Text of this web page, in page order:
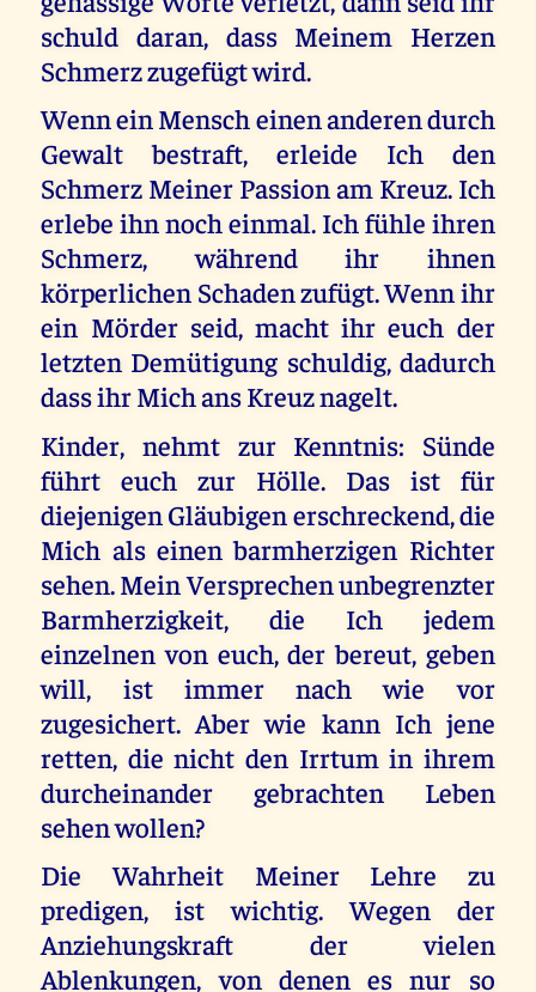
schuld daran, dass Meinem Herzen
Schmerz zugefügt wird.
Wenn ein Mensch einen anderen durch
Gewalt bestraft, erleide Ich den
Schmerz Meiner Passion am Kreuz. Ich
erlebe ihn noch einmal. Ich fühle ihren
Schmerz, während ihr ihnen
körperlichen Schaden zufügt. Wenn ihr
ein Mörder seid, macht ihr euch der
letzten Demütigung schuldig, dadurch
dass ihr Mich ans Kreuz nagelt.
Kinder, nehmt zur Kenntnis: Sünde
führt euch zur Hölle. Das ist für
diejenigen Gläubigen erschreckend, die
Mich als einen barmherzigen Richter
sehen. Mein Versprechen unbegrenzter
Barmherzigkeit, die Ich jedem
einzelnen von euch, der bereut, geben
will, ist immer nach wie vor
zugesichert. Aber wie kann Ich jene
retten, die nicht den Irrtum in ihrem
durcheinander gebrachten Leben
sehen wollen?
Die Wahrheit Meiner Lehre zu
predigen, ist wichtig. Wegen der
Anziehungskraft der vielen
Ablenkungen, von denen es nur so